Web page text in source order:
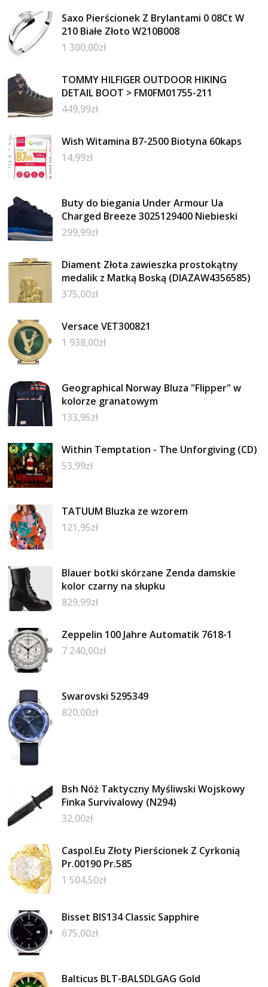
Saxo Pierścionek Z Brylantami 0 08Ct W
210 Białe Złoto W210B008
1 300,00zł
TOMMY HILFIGER OUTDOOR HIKING
DETAIL BOOT > FM0FM01755-211
449,99zł
Wish Witamina B7-2500 Biotyna 60kaps
14,99zł
Buty do biegania Under Armour Ua
Charged Breeze 3025129400 Niebieski
299,99zł
Diament Złota zawieszka prostokątny
medalik z Matką Boską (DIAZAW4356585)
375,00zł
Versace VET300821
1 938,00zł
Geographical Norway Bluza "Flipper" w
kolorze granatowym
133,95zł
Within Temptation - The Unforgiving (CD)
53,99zł
TATUUM Bluzka ze wzorem
121,95zł
Blauer botki skórzane Zenda damskie
kolor czarny na słupku
829,99zł
Zeppelin 100 Jahre Automatik 7618-1
7 240,00zł
Swarovski 5295349
820,00zł
Bsh Nóż Taktyczny Myśliwski Wojskowy
Finka Survivalowy (N294)
32,00zł
Caspol.Eu Złoty Pierścionek Z Cyrkonią
Pr.00190 Pr.585
1 504,50zł
Bisset BIS134 Classic Sapphire
675,00zł
Balticus BLT-BALSDLGAG Gold